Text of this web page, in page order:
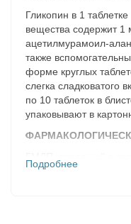
Гликопин в 1
вещества содержит 1
ацетилмурамоил-
также
форме круглых
слегка сладковатого
по 10 таблеток в
упаковывают в
ГМДП, входящий в
структурной
Подробнее